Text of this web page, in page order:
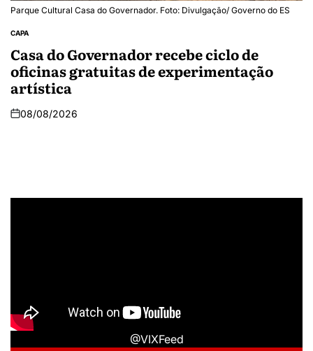
Parque Cultural Casa do Governador. Foto: Divulgação/ Governo do ES
CAPA
Casa do Governador recebe ciclo de
oficinas gratuitas de experimentação
artística
08/08/2026
@VIXFeed